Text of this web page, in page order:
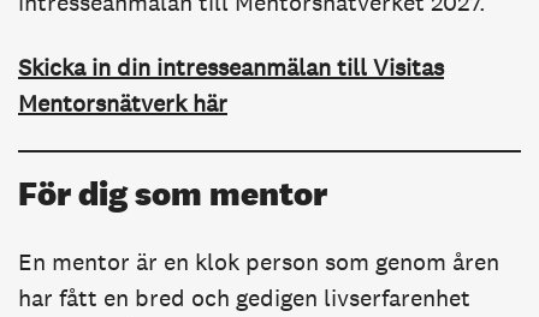
Skicka in din intresseanmälan till Visitas
Mentorsnätverk här
För dig som mentor
En mentor är en klok person som genom åren
har fått en bred och gedigen livserfarenhet